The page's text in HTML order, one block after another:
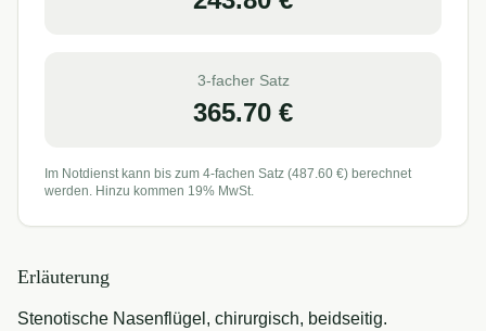
3-facher Satz
365.70 €
Im Notdienst kann bis zum 4-fachen Satz (487.60 €) berechnet
werden. Hinzu kommen 19% MwSt.
Erläuterung
Stenotische Nasenflügel, chirurgisch, beidseitig.